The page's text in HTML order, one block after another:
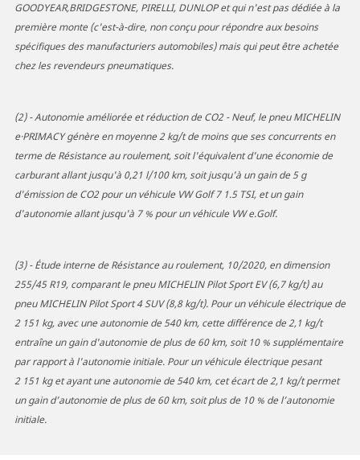
GOODYEAR,BRIDGESTONE, PIRELLI, DUNLOP et qui n'est pas dédiée à la
première monte (c'est-à-dire, non conçu pour répondre aux besoins
spécifiques des manufacturiers automobiles) mais qui peut être achetée
chez les revendeurs pneumatiques.
(2) - Autonomie améliorée et réduction de CO2 - Neuf, le pneu MICHELIN
e·PRIMACY génère en moyenne 2 kg/t de moins que ses concurrents en
terme de Résistance au roulement, soit l'équivalent d'une économie de
carburant allant jusqu'à 0,21 l/100 km, soit jusqu'à un gain de 5 g
d'émission de CO2 pour un véhicule VW Golf 7 1.5 TSI, et un gain
d'autonomie allant jusqu'à 7 % pour un véhicule VW e.Golf.
(3) - Étude interne de Résistance au roulement, 10/2020, en dimension
255/45 R19, comparant le pneu MICHELIN Pilot Sport EV (6,7 kg/t) au
pneu MICHELIN Pilot Sport 4 SUV (8,8 kg/t). Pour un véhicule électrique de
2 151 kg, avec une autonomie de 540 km, cette différence de 2,1 kg/t
entraîne un gain d'autonomie de plus de 60 km, soit 10 % supplémentaire
par rapport à l'autonomie initiale. Pour un véhicule électrique pesant
2 151 kg et ayant une autonomie de 540 km, cet écart de 2,1 kg/t permet
un gain d’autonomie de plus de 60 km, soit plus de 10 % de l’autonomie
initiale.